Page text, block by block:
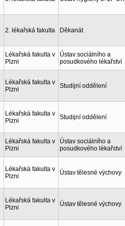
2. lékařská fakulta Děkanát
Lékařská fakulta v
Plzni
Ústav sociálního a
posudkového lékařství
Lékařská fakulta v
Plzni
Studijní oddělení
Lékařská fakulta v
Plzni
Studijní oddělení
Lékařská fakulta v
Plzni
Ústav sociálního a
posudkového lékařství
Lékařská fakulta v
Plzni
Ústav tělesné výchovy
Lékařská fakulta v
Plzni
Ústav tělesné výchovy